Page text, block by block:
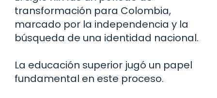
transformación para Colombia,
marcado por la independencia y la
búsqueda de una identidad nacional.
La educación superior jugó un papel
fundamental en este proceso.